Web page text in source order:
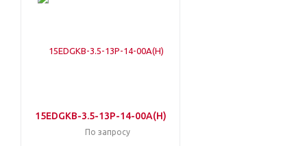
15EDGKB-3.5-13P-14-00A(H)
По запросу